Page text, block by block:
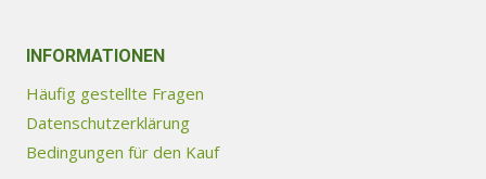
INFORMATIONEN
Häufig gestellte Fragen
Datenschutzerklärung
Bedingungen für den Kauf